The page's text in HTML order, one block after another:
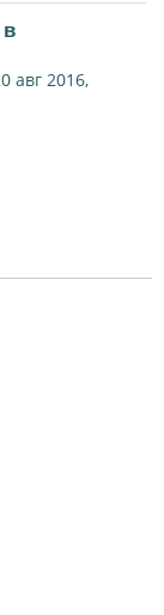
авг 2016,